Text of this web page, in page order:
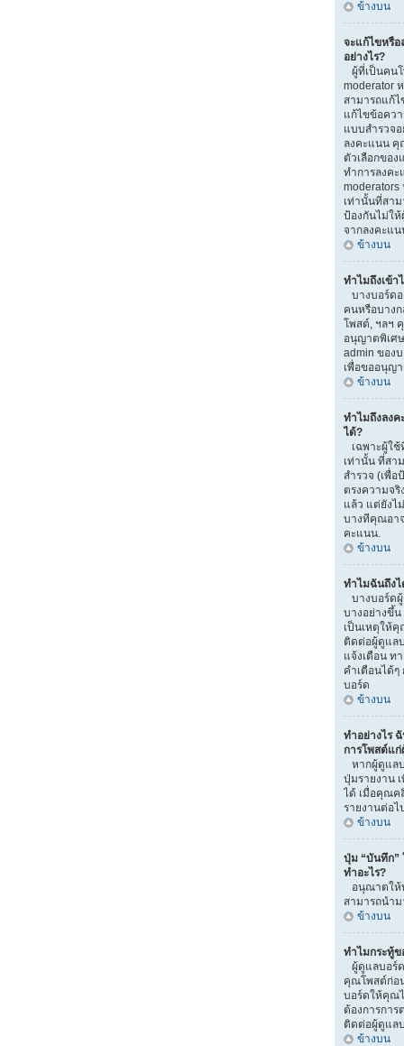
ข้างบน
จะแก้ไขหรื
อย่างไร?
ผู้ที่เป็นคน
moderator
สามารถแก้
แก้ไขข้อคว
แบบสำรวจ
ลงคะแนน คุ
ตัวเลือกขอ
ทำการลงคะ
moderators
เท่านั้นที่สา
ป้องกันไม่ให้
จากลงคะแ
ข้างบน
ทำไมถึงเข้า
บางบอร์ด
คนหรือบางก
โพสต์, ฯลฯ
อนุญาตพิเศ
admin ของ
เพื่อขออนุญ
ข้างบน
ทำไมถึงลง
ได้?
เฉพาะผู้ใ
เท่านั้น ที่สา
สำรวจ (เพื่
ตรงความจ
แล้ว แต่ยังไ
บางทีคุณอา
คะแนน.
ข้างบน
ทำไมฉันถึง
บางบอร์ด
บางอย่างขึ้
เป็นเหตุให้
ติดต่อผู้ดูแล
แจ้งเตือน ท
คำเตือนได้
บอร์ด
ข้างบน
ทำอย่างไร
การโพสต์แ
หากผู้ดูแล
ปุ่มรายงาน
ได้ เมื่อคุณค
รายงานต่อไ
ข้างบน
ปุ่ม “บันทึก”
ทำอะไร?
อนุณาตให้
สามารถนำ
ข้างบน
ทำไมกระทู้
ผู้ดูแลบอร์
คุณโพสต์ก่อ
บอร์ดให้คุณ
ต้องการกา
ติดต่อผู้ดูแล
ข้างบน